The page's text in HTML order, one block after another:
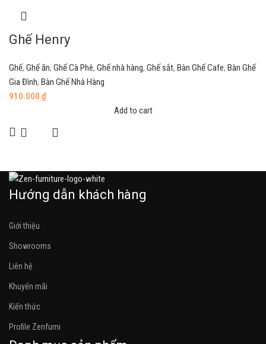
Ghế Henry
Ghế, Ghế ăn, Ghế Cà Phê, Ghế nhà hàng, Ghế sắt, Bàn Ghế Cafe, Bàn Ghế
Gia Đình, Bàn Ghế Nhà Hàng
910.000 ₫
Add to cart
Hướng dẫn khách hàng
Giới thiệu
Showrooms
Liên hệ
Khuyến mãi
Kiến thức
Profile Zenfurni